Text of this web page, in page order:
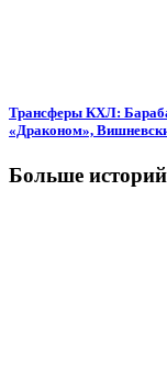
Трансферы КХЛ:
«Драконом»,
Больше